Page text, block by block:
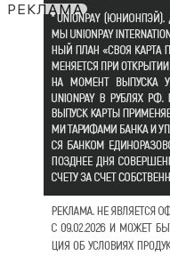
РЕКЛАМА